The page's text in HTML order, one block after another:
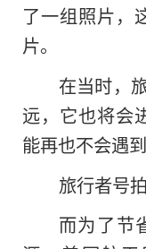
了一组照片，
片。
在当时，
远，它也将会
能再也不会遇到
旅行者号
而为了节